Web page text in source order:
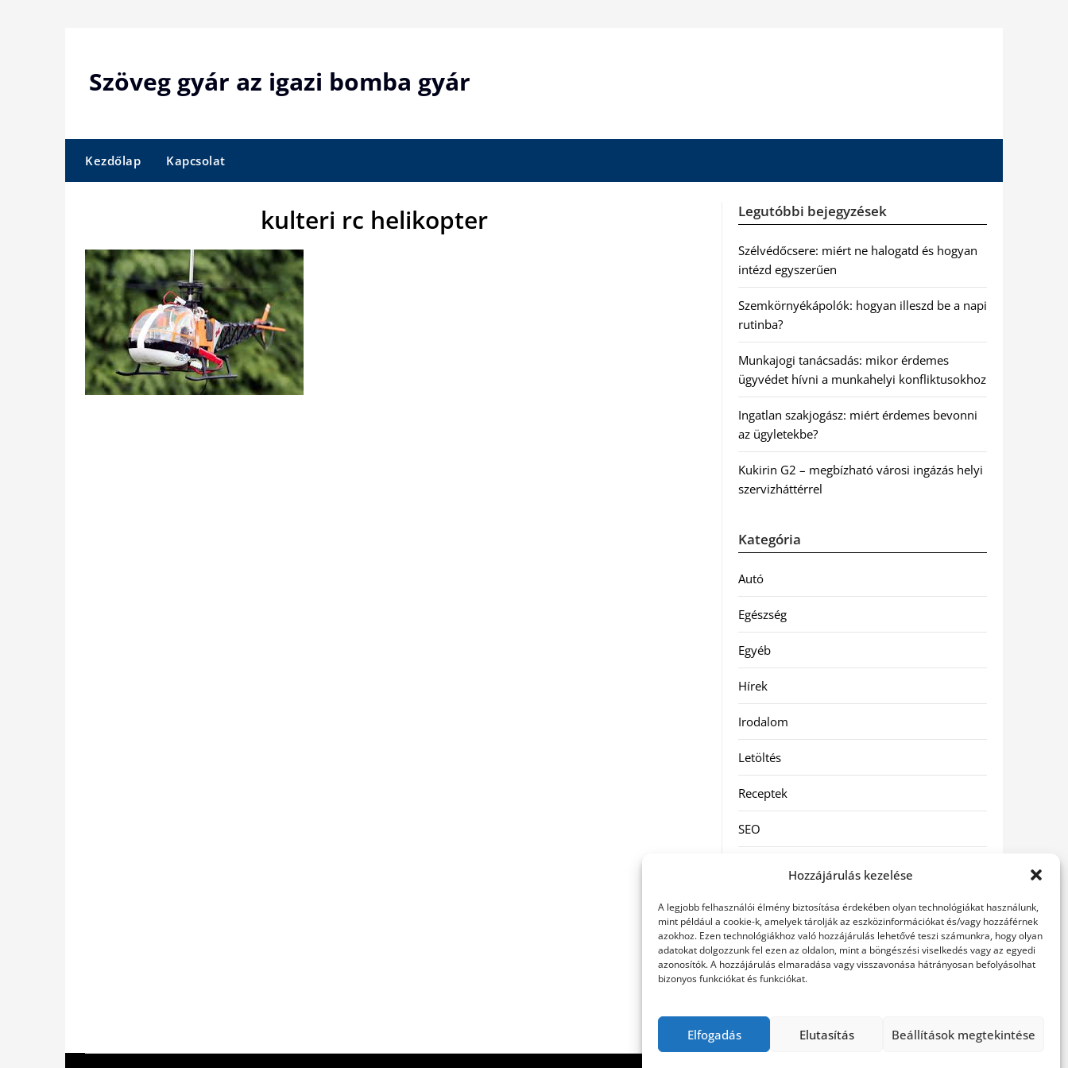
Hozzájárulás kezelése
A legjobb felhasználói élmény biztosítása érdekében olyan technológiákat használunk,
mint például a cookie-k, amelyek tárolják az eszközinformációkat és/vagy hozzáférnek
azokhoz. Ezen technológiákhoz való hozzájárulás lehetővé teszi számunkra, hogy olyan
adatokat dolgozzunk fel ezen az oldalon, mint a böngészési viselkedés vagy az egyedi
azonosítók. A hozzájárulás elmaradása vagy visszavonása hátrányosan befolyásolhat
bizonyos funkciókat és funkciókat.
Elfogadás Elutasítás Beállítások megtekintése
Szöveg gyár az igazi bomba gyár
Kezdőlap Kapcsolat
kulteri rc helikopter Legutóbbi bejegyzések
Szélvédőcsere: miért ne halogatd és hogyan
intézd egyszerűen
Szemkörnyékápolók: hogyan illeszd be a napi
rutinba?
Munkajogi tanácsadás: mikor érdemes
ügyvédet hívni a munkahelyi konfliktusokhoz
Ingatlan szakjogász: miért érdemes bevonni
az ügyletekbe?
Kukirin G2 – megbízható városi ingázás helyi
szervizháttérrel
Kategória
Autó
Egészség
Egyéb
Hírek
Irodalom
Letöltés
Receptek
SEO
Szórakozás
Táskák
Vásárlás-Eladás